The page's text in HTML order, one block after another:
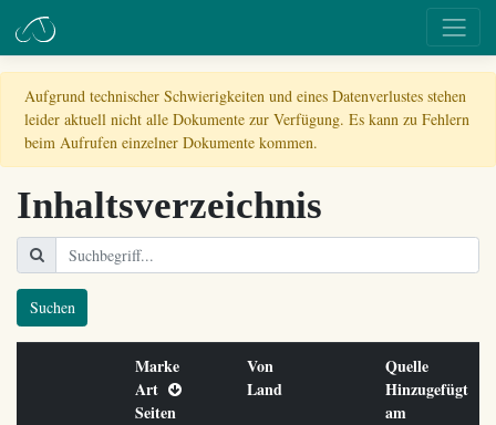
Aufgrund technischer Schwierigkeiten und eines Datenverlustes stehen
leider aktuell nicht alle Dokumente zur Verfügung. Es kann zu Fehlern
beim Aufrufen einzelner Dokumente kommen.
Inhaltsverzeichnis
Suchen
Marke
Art
Seiten
Von
Land
Quelle
Hinzugefügt
am